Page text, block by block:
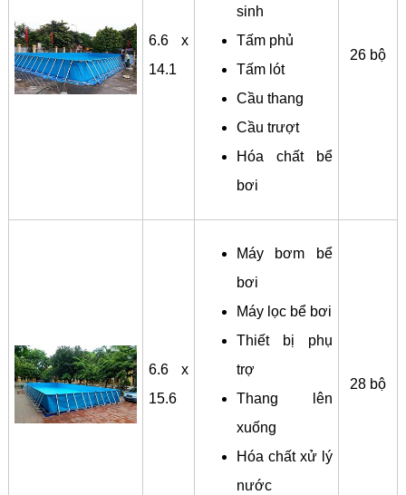
6.6 x
14.1
sinh
Tấm phủ
Tấm lót
Cầu thang
Cầu trượt
Hóa chất bể
bơi
26 bộ
6.6 x
15.6
Máy bơm bể
bơi
Máy lọc bể bơi
Thiết bị phụ
trợ
Thang lên
xuống
Hóa chất xử lý
nước
28 bộ